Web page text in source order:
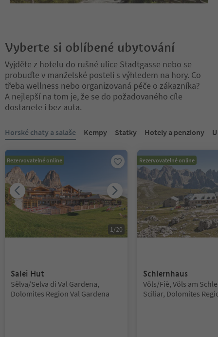
Vyberte si oblíbené ubytování
Vyjděte z hotelu do rušné ulice Stadtgasse nebo se
probuďte v manželské posteli s výhledem na hory. Co
třeba wellness nebo organizovaná péče o zákazníka?
A nejlepší na tom je, že se do požadovaného cíle
dostanete i bez auta.
Nacházíte se na tabulkovém posuvníku. Vyberte kartu pro
Horské chaty a salaše Kempy Statky Hotely a penziony
Rezervovatelné online
1 /20
Salei Hut
Lokalita:
Sëlva/Selva di Val Gardena,
Dolomites Region Val Gardena
Rezervovatelné online
Schlernhaus
Lokalita:
Völs/Fiè, Völs am
Sciliar, Dolomites